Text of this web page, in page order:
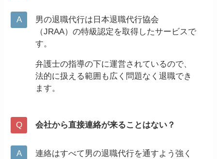
男の退職代行は日本退職代行協会
（JRAA）の特級認定を取得したサービスで
す。
弁護士の指導の下に運営されているので、
法的に扱える範囲も広く問題なく退職でき
ます。
会社から直接連絡が来ることはない？
連絡はすべて男の退職代行を通すよう強く